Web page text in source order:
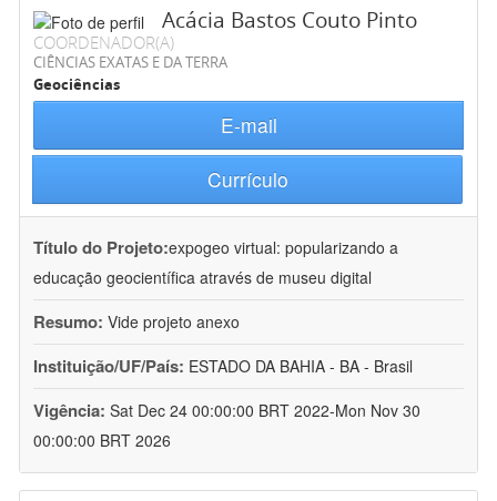
Acácia Bastos Couto Pinto
COORDENADOR(A)
CIÊNCIAS EXATAS E DA TERRA
Geociências
E-mail
Currículo
Título do Projeto:expogeo virtual: popularizando a
educação geocientífica através de museu digital
Resumo: Vide projeto anexo
Instituição/UF/País: ESTADO DA BAHIA - BA - Brasil
Vigência: Sat Dec 24 00:00:00 BRT 2022-Mon Nov 30
00:00:00 BRT 2026